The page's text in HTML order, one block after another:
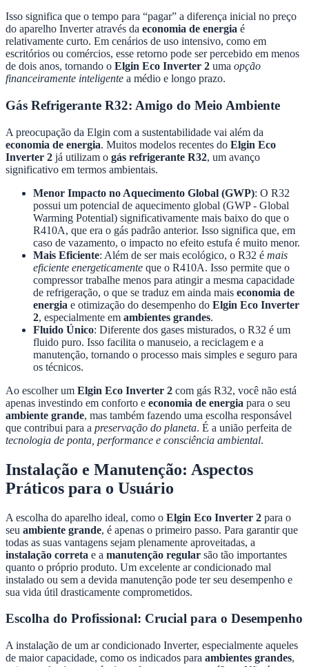
Isso significa que o tempo para “pagar” a diferença inicial no preço
do aparelho Inverter através da economia de energia é
relativamente curto. Em cenários de uso intensivo, como em
escritórios ou comércios, esse retorno pode ser percebido em menos
de dois anos, tornando o Elgin Eco Inverter 2 uma opção
financeiramente inteligente a médio e longo prazo.
Gás Refrigerante R32: Amigo do Meio Ambiente
A preocupação da Elgin com a sustentabilidade vai além da
economia de energia. Muitos modelos recentes do Elgin Eco
Inverter 2 já utilizam o gás refrigerante R32, um avanço
significativo em termos ambientais.
Menor Impacto no Aquecimento Global (GWP): O R32
possui um potencial de aquecimento global (GWP - Global
Warming Potential) significativamente mais baixo do que o
R410A, que era o gás padrão anterior. Isso significa que, em
caso de vazamento, o impacto no efeito estufa é muito menor.
Mais Eficiente: Além de ser mais ecológico, o R32 é mais
eficiente energeticamente que o R410A. Isso permite que o
compressor trabalhe menos para atingir a mesma capacidade
de refrigeração, o que se traduz em ainda mais economia de
energia e otimização do desempenho do Elgin Eco Inverter
2, especialmente em ambientes grandes.
Fluido Único: Diferente dos gases misturados, o R32 é um
fluido puro. Isso facilita o manuseio, a reciclagem e a
manutenção, tornando o processo mais simples e seguro para
os técnicos.
Ao escolher um Elgin Eco Inverter 2 com gás R32, você não está
apenas investindo em conforto e economia de energia para o seu
ambiente grande, mas também fazendo uma escolha responsável
que contribui para a preservação do planeta. É a união perfeita de
tecnologia de ponta, performance e consciência ambiental.
Instalação e Manutenção: Aspectos
Práticos para o Usuário
A escolha do aparelho ideal, como o Elgin Eco Inverter 2 para o
seu ambiente grande, é apenas o primeiro passo. Para garantir que
todas as suas vantagens sejam plenamente aproveitadas, a
instalação correta e a manutenção regular são tão importantes
quanto o próprio produto. Um excelente ar condicionado mal
instalado ou sem a devida manutenção pode ter seu desempenho e
sua vida útil drasticamente comprometidos.
Escolha do Profissional: Crucial para o Desempenho
A instalação de um ar condicionado Inverter, especialmente aqueles
de maior capacidade, como os indicados para ambientes grandes,